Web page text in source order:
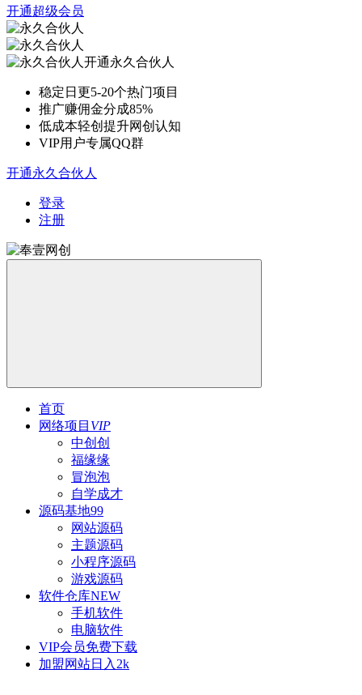
开通超级会员
开通永久合伙人
稳定日更5-20个热门项目
推广赚佣金分成85%
低成本轻创提升网创认知
VIP用户专属QQ群
开通永久合伙人
登录
注册
首页
网络项目 VIP
中创创
福缘缘
冒泡泡
自学成才
源码基地99
网站源码
主题源码
小程序源码
游戏源码
软件仓库NEW
手机软件
电脑软件
VIP会员免费下载
加盟网站日入2k